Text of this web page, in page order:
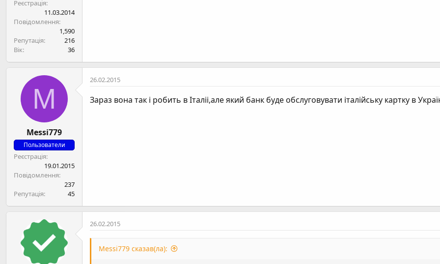
Реєстрація
11.03.2014
Повідомлення
1,590
Репутація
216
Вік
36
M
Messi779
Пользователи
Реєстрація
19.01.2015
Повідомлення
237
Репутація
45
26.02.2015
Зараз вона так і робить в Італіі,але який банк буде обслуговувати італійську картку в
26.02.2015
Messi779 сказав(ла):